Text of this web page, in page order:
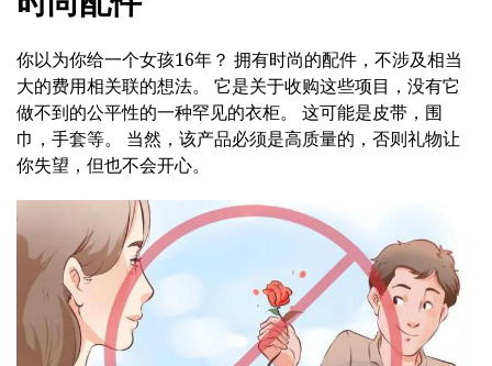
你以为你给一个女孩16年？ 拥有时尚的配件，不涉及相当
大的费用相关联的想法。 它是关于收购这些项目，没有它
做不到的公平性的一种罕见的衣柜。 这可能是皮带，围
巾，手套等。 当然，该产品必须是高质量的，否则礼物让
你失望，但也不会开心。